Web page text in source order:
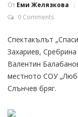
От Еми Желязкова
0 Comments
Спектакълът
Захариев,
Валентин
местното СОУ
Слънчев бряг.